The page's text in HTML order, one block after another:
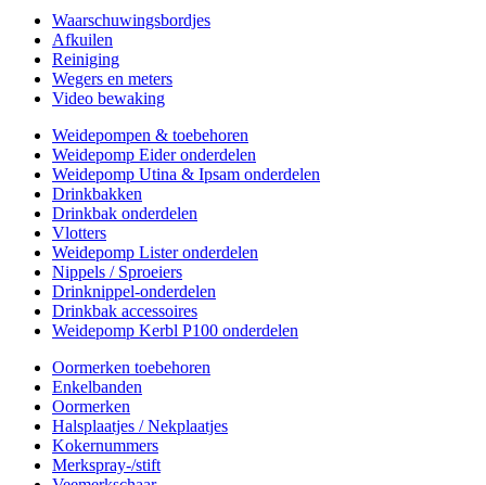
Waarschuwingsbordjes
Afkuilen
Reiniging
Wegers en meters
Video bewaking
Weidepompen & toebehoren
Weidepomp Eider onderdelen
Weidepomp Utina & Ipsam onderdelen
Drinkbakken
Drinkbak onderdelen
Vlotters
Weidepomp Lister onderdelen
Nippels / Sproeiers
Drinknippel-onderdelen
Drinkbak accessoires
Weidepomp Kerbl P100 onderdelen
Oormerken toebehoren
Enkelbanden
Oormerken
Halsplaatjes / Nekplaatjes
Kokernummers
Merkspray-/stift